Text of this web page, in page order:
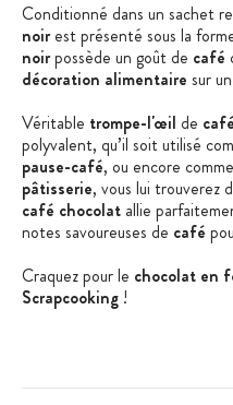
Conditionné dans un sachet
noirest présenté sous la
noirpossède un goût de café
décoration alimentaire sur un
Véritable trompe-l'œil de
polyvalent, qu’il soit utilisé
pause-café, ou encore
pâtisserie, vous lui trouverez
café chocolat allie
notes savoureuses de café
Craquez pour le chocolat en
Scrapcooking !
gustative du chocolat mais